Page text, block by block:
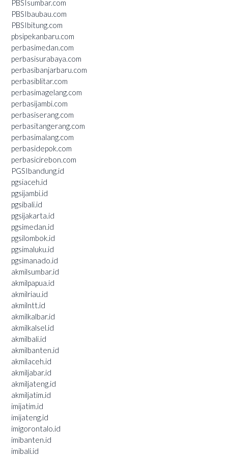
PBSIsumbar.com
PBSIbaubau.com
PBSIbitung.com
pbsipekanbaru.com
perbasimedan.com
perbasisurabaya.com
perbasibanjarbaru.com
perbasiblitar.com
perbasimagelang.com
perbasijambi.com
perbasiserang.com
perbasitangerang.com
perbasimalang.com
perbasidepok.com
perbasicirebon.com
PGSIbandung.id
pgsiaceh.id
pgsijambi.id
pgsibali.id
pgsijakarta.id
pgsimedan.id
pgsilombok.id
pgsimaluku.id
pgsimanado.id
akmilsumbar.id
akmilpapua.id
akmilriau.id
akmilntt.id
akmilkalbar.id
akmilkalsel.id
akmilbali.id
akmilbanten.id
akmilaceh.id
akmiljabar.id
akmiljateng.id
akmiljatim.id
imijatim.id
imijateng.id
imigorontalo.id
imibanten.id
imibali.id